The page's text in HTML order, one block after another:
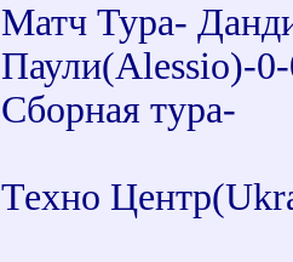
Матч Тура-
Паули(Alessio)-
Сборная тура-
Техно